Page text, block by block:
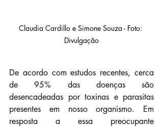
Claudia Cardillo e Simone Souza - Foto:
Divulgação
De acordo com estudos recentes, cerca
de 95% das doenças são
desencadeadas por toxinas e parasitas
presentes em nosso organismo. Em
resposta a essa preocupante